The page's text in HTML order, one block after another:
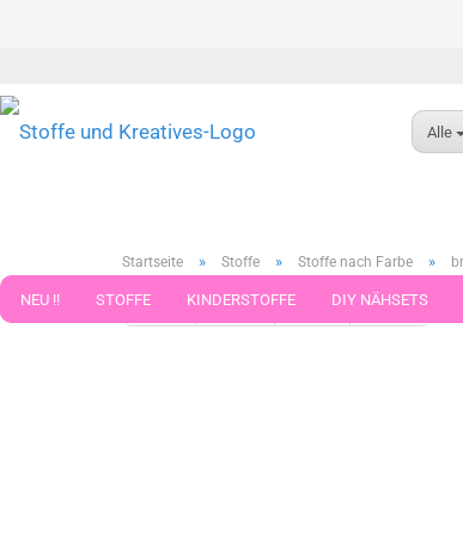
Alle
NEU !! STOFFE KINDERSTOFFE DIY NÄHSETS
Startseite » Stoffe » Stoffe nach Farbe »
« Erster « zurück weiter » Letzter »